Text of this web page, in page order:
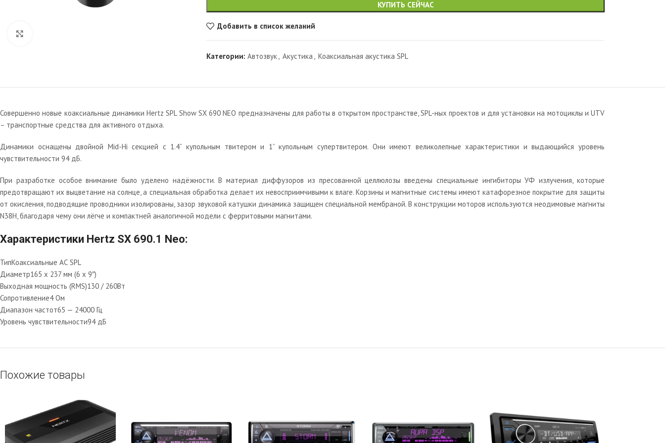
КУПИТЬ СЕЙЧАС
Добавить в список желаний
Категории: Автозвук Акустика Коаксиальная акустика SPL
Совершенно новые коаксиальные динамики Hertz SPL Show SX 690 NEO предназначены для работы в открытом пространстве, SPL-ных проектов и для установки на мотоциклы и UTV
– транспортные средства для активного отдыха.
Динамики оснащены двойной Mid-Hi секцией с 1.4” купольным твитером и 1” купольным супертвитером. Они имеют великолепные характеристики и выдающийся уровень
чувствительности 94 дБ.
При разработке особое внимание было уделено надёжности. В материал диффузоров из пресованной целлюлозы введены специальные ингибиторы УФ излучения, которые
предотвращают их выцветание на солнце, а специальная обработка делает их невосприимчивыми к влаге. Корзины и магнитные системы имеют катафорезное покрытие для защиты
от окисления, подводящие проводники изолированы, зазор звуковой катушки динамика защищен специальной мембраной. В конструкции моторов используются неодимовые магниты
N38H, благодаря чему они лёгче и компактней аналогичной модели с ферритовыми магнитами.
Характеристики Hertz SX 690.1 Neo:
ТипКоаксиальные АС SPL
Диаметр165 х 237 мм (6 х 9″)
Выходная мощность (RMS)130 / 260Вт
Сопротивление4 Ом
Диапазон частот65 — 24000 Гц
Уровень чувствительности94 дБ
Похожие товары